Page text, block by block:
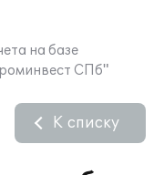
на базе
СПб"
К списку